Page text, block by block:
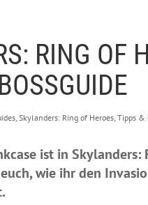
RING OF
, Skylanders: Ring of Heroes, Tipps &
ist in
wie ihr den